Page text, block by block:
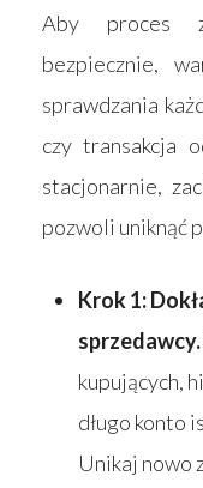
Aby proces
bezpiecznie,
sprawdzania
czy transakcja
stacjonarnie,
pozwoli uniknąć
Krok 1:
sprzedawcy.
kupujących,
długo konto
Unikaj nowo